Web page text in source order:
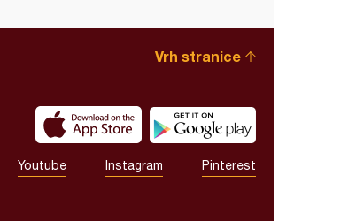
Vrh stranice
Youtube Instagram Pinterest